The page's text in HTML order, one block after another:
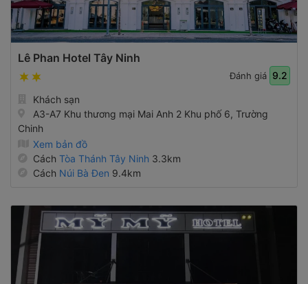
Lê Phan Hotel Tây Ninh
Đánh giá 9.2
Khách sạn
A3-A7 Khu thương mại Mai Anh 2 Khu phố 6, Trường
Chinh
Xem bản đồ
Cách Tòa Thánh Tây Ninh 3.3km
Cách Núi Bà Đen 9.4km